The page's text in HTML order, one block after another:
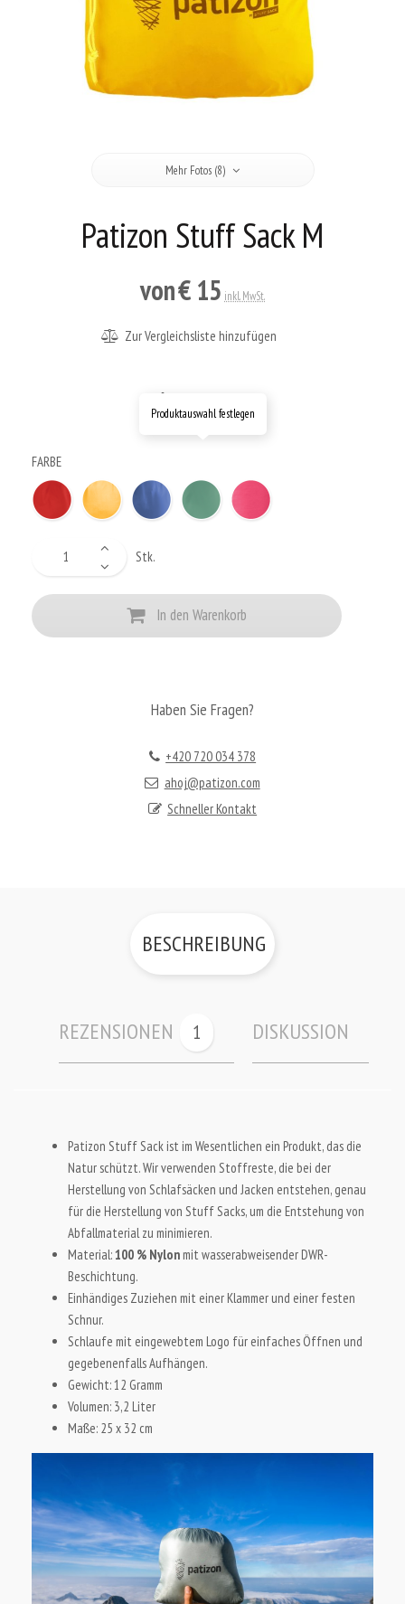
Mehr Fotos (8)
Patizon Stuff Sack M
von€ 15 inkl. MwSt.
Zur Vergleichsliste hinzufügen
Produktauswahl festlegen
FARBE
Stk.
In den Warenkorb
Haben Sie Fragen?
+420 720 034 378
ahoj@patizon.com
Schneller Kontakt
BESCHREIBUNG
REZENSIONEN 1 DISKUSSION
Patizon Stuff Sack ist im Wesentlichen ein Produkt, das die
Natur schützt. Wir verwenden Stoffreste, die bei der
Herstellung von Schlafsäcken und Jacken entstehen, genau
für die Herstellung von Stuff Sacks, um die Entstehung von
Abfallmaterial zu minimieren.
Material:100 % Nylonmit wasserabweisender DWR-
Beschichtung.
Einhändiges Zuziehen mit einer Klammer und einer festen
Schnur.
Schlaufe mit eingewebtem Logo für einfaches Öffnen und
gegebenenfalls Aufhängen.
Gewicht: 12 Gramm
Volumen: 3,2 Liter
Maße: 25 x 32 cm